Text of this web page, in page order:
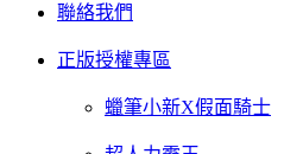
聯絡我們
正版授權專區
蠟筆小新X假面騎士